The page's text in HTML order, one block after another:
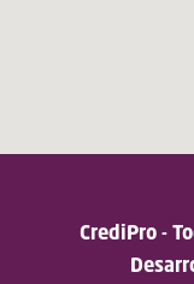
CrediPro -